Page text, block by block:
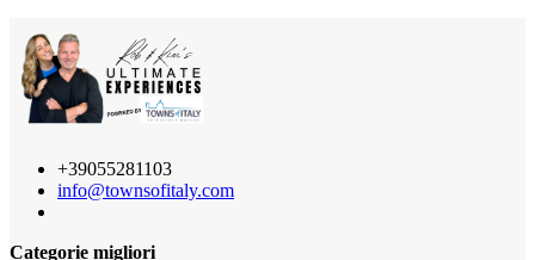
+39055281103
info@townsofitaly.com
Categorie migliori